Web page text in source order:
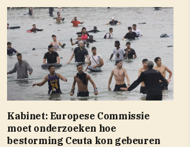
Kabinet: Europese Commissie
moet onderzoeken hoe
bestorming Ceuta kon gebeuren